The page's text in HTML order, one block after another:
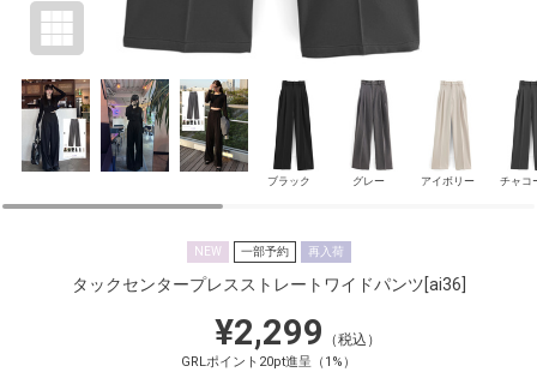
ブラック グレー アイボリー チャコ
NEW 一部予約 再入荷
タックセンタープレスストレートワイドパンツ[ai36]
¥2,299 （税込）
GRLポイント20pt進呈（1%）